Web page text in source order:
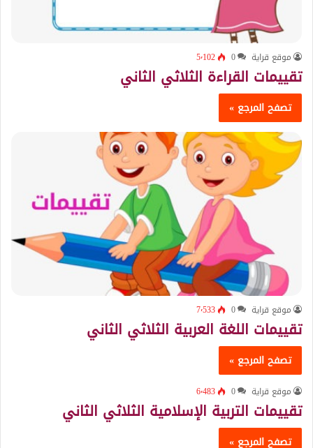
موقع قراية 0 5٬102
تقييمات القراءة الثلاثي الثاني
تصفح المرجع »
موقع قراية 0 7٬533
تقييمات اللغة العربية الثلاثي الثاني
تصفح المرجع »
موقع قراية 0 6٬483
تقييمات التربية الإسلامية الثلاثي الثاني
تصفح المرجع »